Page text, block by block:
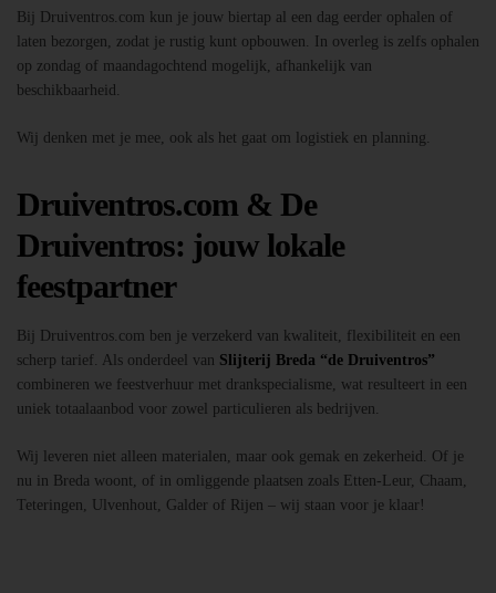
Bij Druiventros.com kun je jouw biertap al een dag eerder ophalen of
laten bezorgen, zodat je rustig kunt opbouwen. In overleg is zelfs ophalen
op zondag of maandagochtend mogelijk, afhankelijk van
beschikbaarheid.
Wij denken met je mee, ook als het gaat om logistiek en planning.
Druiventros.com & De
Druiventros: jouw lokale
feestpartner
Bij Druiventros.com ben je verzekerd van kwaliteit, flexibiliteit en een
scherp tarief. Als onderdeel van Slijterij Breda “de Druiventros”
combineren we feestverhuur met drankspecialisme, wat resulteert in een
uniek totaalaanbod voor zowel particulieren als bedrijven.
Wij leveren niet alleen materialen, maar ook gemak en zekerheid. Of je
nu in Breda woont, of in omliggende plaatsen zoals Etten-Leur, Chaam,
Teteringen, Ulvenhout, Galder of Rijen – wij staan voor je klaar!